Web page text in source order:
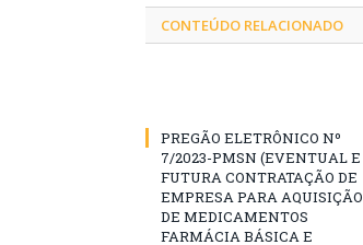
CONTEÚDO RELACIONADO
PREGÃO ELETRÔNICO Nº
7/2023-PMSN (EVENTUAL E
FUTURA CONTRATAÇÃO DE
EMPRESA PARA AQUISIÇÃO
DE MEDICAMENTOS
FARMÁCIA BÁSICA E